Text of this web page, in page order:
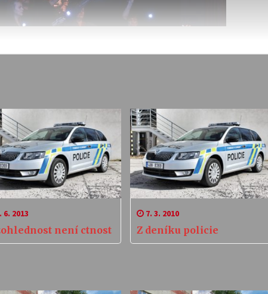
6. 2013
není ctnost
7. 3. 2010
Z deníku policie